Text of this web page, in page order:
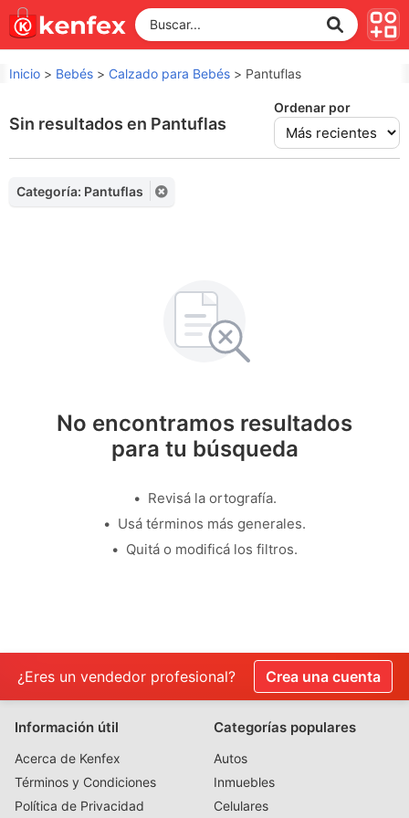
Inicio > Bebés > Calzado para Bebés > Pantuflas
Sin resultados en Pantuflas
Ordenar por
Categoría: Pantuflas
No encontramos resultados
para tu búsqueda
Revisá la ortografía.
Usá términos más generales.
Quitá o modificá los filtros.
¿Eres un vendedor profesional? Crea una cuenta
Información útil
Acerca de Kenfex
Términos y Condiciones
Política de Privacidad
Categorías populares
Autos
Inmuebles
Celulares